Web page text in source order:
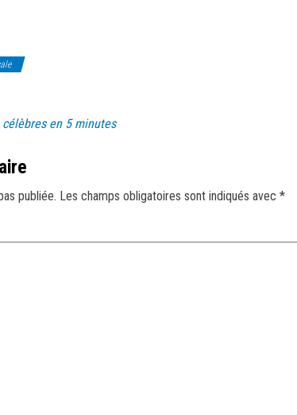
en 5 minutes
publiée. Les champs obligatoires sont indiqués avec *